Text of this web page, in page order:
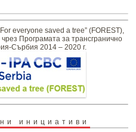
everyone saved a tree” (FOREST),
Програмата за трансгранично
Сърбия 2014 – 2020 г.
инициативи